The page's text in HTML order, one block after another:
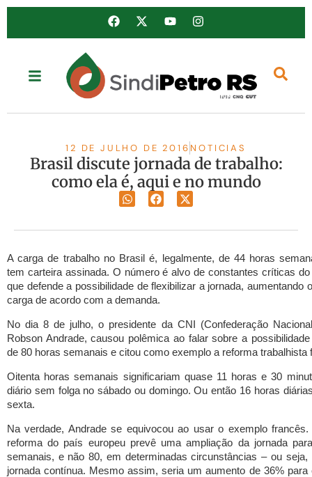
12 DE JULHO DE 2016 NOTICIAS
Brasil discute jornada de trabalho:
como ela é, aqui e no mundo
A carga de trabalho no Brasil é, legalmente, de 44 horas
tem carteira assinada. O número é alvo de constantes críticas
que defende a possibilidade de flexibilizar a jornada, aumentando
carga de acordo com a demanda.
No dia 8 de julho, o presidente da CNI (Confederação
Robson Andrade, causou polêmica ao falar sobre a
de 80 horas semanais e citou como exemplo a reforma trabalhista
Oitenta horas semanais significariam quase 11 horas e 30
diário sem folga no sábado ou domingo. Ou então 16 horas
sexta.
Na verdade, Andrade se equivocou ao usar o exemplo
reforma do país europeu prevê uma ampliação da jornada
semanais, e não 80, em determinadas circunstâncias – ou seja,
jornada contínua. Mesmo assim, seria um aumento de 36% para